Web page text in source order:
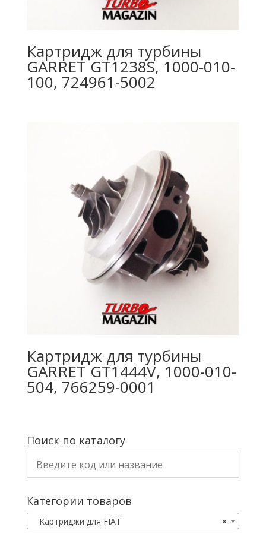
Картридж для турбины
GARRET GT1238S, 1000-010-
100, 724961-5002
Картридж для турбины
GARRET GT1444V, 1000-010-
504, 766259-0001
Поиск по каталогу
Категории товаров
×
Картриджи для FIAT